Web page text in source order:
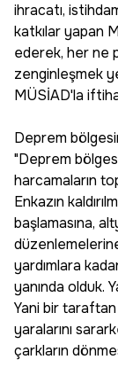
ihracatı,
katkılar yapan
ederek, her ne
zenginleşmek
MÜSİAD'la
Deprem
"Deprem
harcamaların
Enkazın
başlamasına,
yardımlara
yanında olduk.
Yani bir
yaralarını
çarkların